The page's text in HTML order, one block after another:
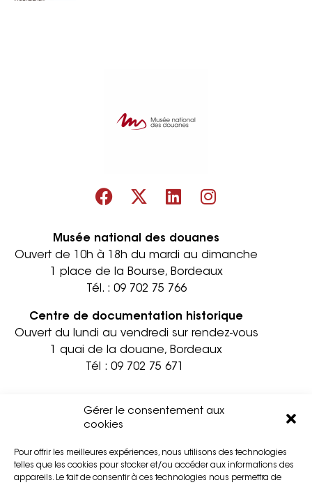
Gérer le consentement aux
cookies
Pour offrir les meilleures expériences, nous utilisons des technologies
telles que les cookies pour stocker et/ou accéder aux informations des
appareils. Le fait de consentir à ces technologies nous permettra de
Musée national des douanes
Ouvert de 10h à 18h du mardi au dimanche
1 place de la Bourse, Bordeaux
Tél. : 09 702 75 766
Centre de documentation historique
Ouvert du lundi au vendredi sur rendez-vous
1 quai de la douane, Bordeaux
Tél : 09 702 75 671
Accessibilité
Privatisation
Presse
Cookies
Plan du site